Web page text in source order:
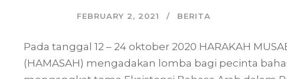
FEBRUARY 2, 2021 BERITA
Pada tanggal 12 – 24 oktober 2020 HARAKAH
(HAMASAH) mengadakan lomba bagi pecinta